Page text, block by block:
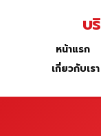
หน้าแรก
บ
หน้าแรก
เกี่ยวกับเรา